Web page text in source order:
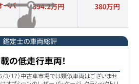
ーバ
394.2万円 380万円
鑑定士の車両総評
の低走行車両！
3/17）中古車市場では類似車両はございませ